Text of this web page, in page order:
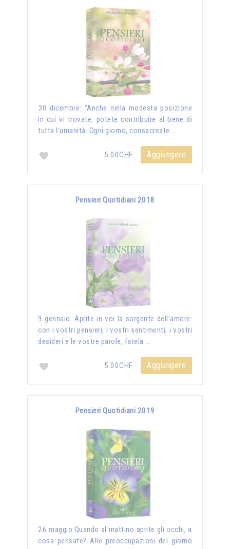
30 dicembre: "Anche nella modesta posizione
in cui vi trovate, potete contribuire al bene di
tutta l'umanità. Ogni giorno, consacreate …
5.00CHF Aggiungere
Pensieri Quotidiani 2018
9 gennaio: Aprite in voi la sorgente dell’amore:
con i vostri pensieri, i vostri sentimenti, i vostri
desideri e le vostre parole, fatela …
5.00CHF Aggiungere
Pensieri Quotidiani 2019
26 maggio:Quando al mattino aprite gli occhi, a
cosa pensate? Alle preoccupazioni del giorno